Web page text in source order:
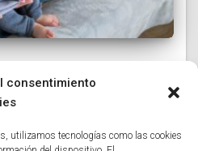
consentimiento
utilizamos tecnologías como las cookies
taller de lactancia
lleno de decisiones profundas.